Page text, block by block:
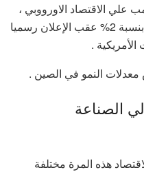
علي الاقتصاد الاورووبي ،
مشيرا الي تراجع سعر اليورو اليوم بنسبة 2% عقب الإعلان رسميا
.
النمو في الصين .
الصناعة
هذه المرة مختلفة